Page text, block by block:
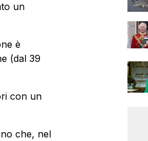
un
è
(dal 39
con un
che, nel